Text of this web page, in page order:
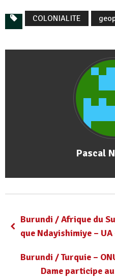
COLONIALITE
Pascal
Burundi / Afrique du
que Ndayishimiye –
Burundi / Turquie –
Dame participe